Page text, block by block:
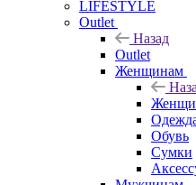
LIFESTYLE
Outlet
Назад
Outlet
Женщинам
Обувь
Сумки